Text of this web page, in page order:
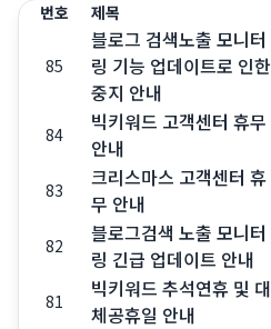
번호 제목
85
블로그 검색노출 모니터
링 기능 업데이트로 인한
중지 안내
84
빅키워드 고객센터 휴무
안내
83
크리스마스 고객센터 휴
무 안내
82
블로그검색 노출 모니터
링 긴급 업데이트 안내
81
빅키워드 추석연휴 및 대
체공휴일 안내